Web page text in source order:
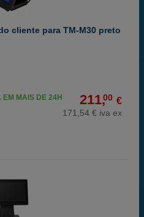
cliente para TM-M30 preto
211,00 €
171,54 € iva ex
EM MAIS DE 24H